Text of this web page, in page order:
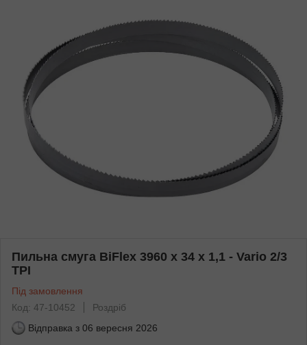
Пильна смуга BiFlex 3960 x 34 x 1,1 - Vario 2/3
TPI
Під замовлення
Код: 47-10452
Роздріб
Відправка з 06 вересня 2026